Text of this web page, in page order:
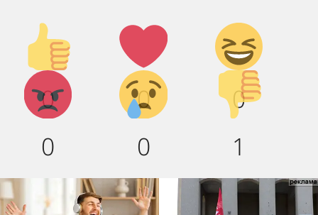
Палец
вверх!
0
Лайк!
0
Дикий
смех!
0
Агрессия!
0
Грусть
:(
0
Палец
вниз!
1